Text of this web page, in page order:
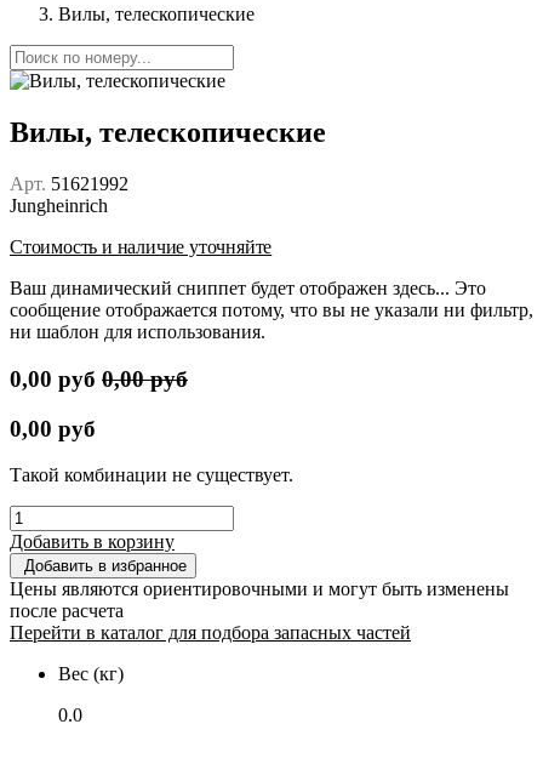
Вилы, телескопические
Вилы, телескопические
Арт. 51621992
Jungheinrich
Стоимость и наличие уточняйте
Ваш динамический сниппет будет отображен здесь... Это
сообщение отображается потому, что вы не указали ни фильтр,
ни шаблон для использования.
0,00 руб 0,00руб
0,00 руб
Такой комбинации не существует.
Добавить в корзину
Добавить в избранное
Цены являются ориентировочными и могут быть изменены
после расчета
Перейти в каталог для подбора запасных частей
Вес (кг)
0.0